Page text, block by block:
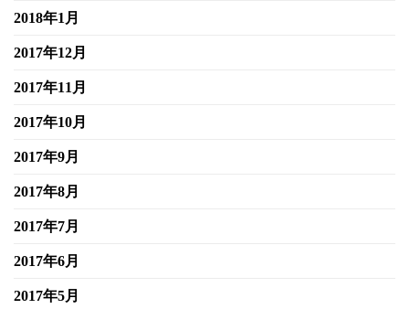
2018年1月
2017年12月
2017年11月
2017年10月
2017年9月
2017年8月
2017年7月
2017年6月
2017年5月